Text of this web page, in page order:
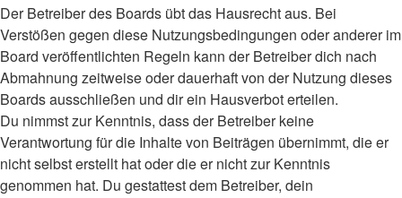
Der Betreiber des Boards übt das Hausrecht aus. Bei
Verstößen gegen diese Nutzungsbedingungen oder anderer im
Board veröffentlichten Regeln kann der Betreiber dich nach
Abmahnung zeitweise oder dauerhaft von der Nutzung dieses
Boards ausschließen und dir ein Hausverbot erteilen.
Du nimmst zur Kenntnis, dass der Betreiber keine
Verantwortung für die Inhalte von Beiträgen übernimmt, die er
nicht selbst erstellt hat oder die er nicht zur Kenntnis
genommen hat. Du gestattest dem Betreiber, dein